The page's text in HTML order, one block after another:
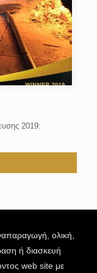
2019:
ολική,
ή διασκευή
web site με